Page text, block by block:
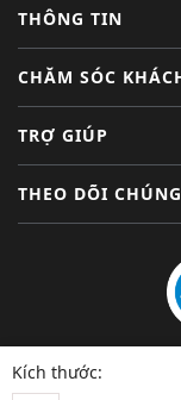
Kích thước:
THÔNG TIN
CHĂM SÓC
TRỢ GIÚP
THEO DÕI